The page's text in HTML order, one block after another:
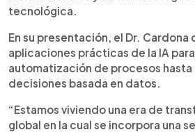
tecnológica.
En su presentación, el Dr.
aplicaciones prácticas de la IA
automatización de procesos hasta
decisiones basada en datos.
“Estamos viviendo una era de
global en la cual se incorpora una